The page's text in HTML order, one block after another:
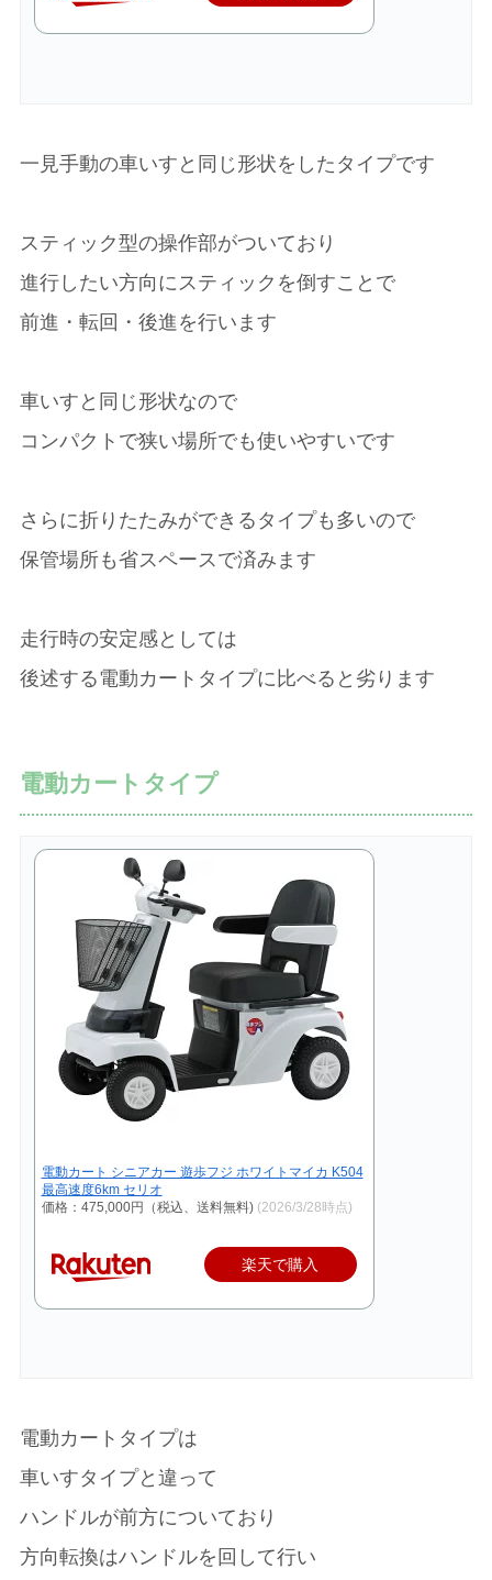
一見手動の車いすと同じ形状をしたタイプです
スティック型の操作部がついており
進行したい方向にスティックを倒すことで
前進・転回・後進を行います
車いすと同じ形状なので
コンパクトで狭い場所でも使いやすいです
さらに折りたたみができるタイプも多いので
保管場所も省スペースで済みます
走行時の安定感としては
後述する電動カートタイプに比べると劣ります
電動カートタイプ
電動カート シニアカー 遊歩フジ ホワイトマイカ K504
最高速度6km セリオ
価格：475,000円（税込、送料無料) (2026/3/28時点)
楽天で購入
電動カートタイプは
車いすタイプと違って
ハンドルが前方についており
方向転換はハンドルを回して行い